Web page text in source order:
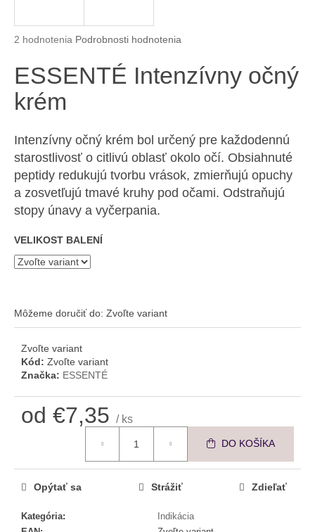
Priemerné hodnotenie produktu je 5,0 z 5 hviezdičiek.
2 hodnotenia Podrobnosti hodnotenia
ESSENTÉ Intenzívny očný
krém
Intenzívny očný krém bol určený pre každodennú
starostlivosť o citlivú oblasť okolo očí. Obsiahnuté
peptidy redukujú tvorbu vrások, zmierňujú opuchy
a zosvetľujú tmavé kruhy pod očami. Odstraňujú
stopy únavy a vyčerpania.
VELIKOST BALENÍ
Môžeme doručiť do: Zvoľte variant
Zvoľte variant
Kód: Zvoľte variant
Značka: ESSENTÉ
od €7,35 / ks
DO KOŠÍKA
Kategória:
Indikácia
Opýtať sa Strážiť Zdieľať
j
ť
?
HĽADAŤ
d
p
o
č
a
m
ESSENTÉ
OMLADZUJÚCI
€8,57